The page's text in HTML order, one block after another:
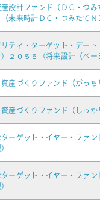
産設計ファンド（ＤＣ・つ
（未来時計ＤＣ・つみたて
リティ・ターゲット・デー
）２０５５（将来設計（ベー
産づくりファンド（がっち
産づくりファンド（しっか
ターゲット・イヤー・ファ
ターゲット・イヤー・ファ